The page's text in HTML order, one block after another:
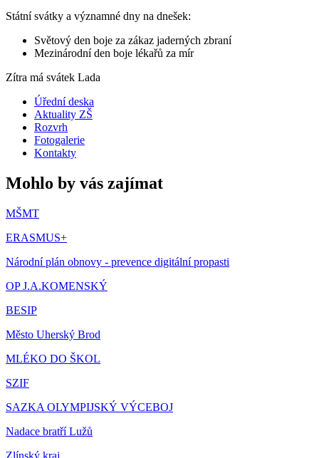
Státní svátky a významné dny na dnešek:
Světový den boje za zákaz jaderných zbraní
Mezinárodní den boje lékařů za mír
Zítra má svátek Lada
Úřední deska
Aktuality ZŠ
Rozvrh
Fotogalerie
Kontakty
Mohlo by vás zajímat
MŠMT
ERASMUS+
Národní plán obnovy - prevence digitální propasti
OP J.A.KOMENSKÝ
BESIP
Město Uherský Brod
MLÉKO DO ŠKOL
SZIF
SAZKA OLYMPIJSKÝ VÝCEBOJ
Nadace bratří Lužů
Zlínský kraj